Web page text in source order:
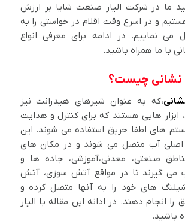
ما در شرکت الیار صنعت شایا بر ارزش
و در اسرع وقت اقلام در خواستی را به
می نماییم. در ادامه برای معرفی انواع
با ما همراه باشید.
نشانی چیست؟
،که به عنوان شیرهای هیدرانت نیز
ابزار هایی هستند که برای کنترل و هدایت
های اطفا حریق استفاده می شوند. این
اصلی آب متصل می شوند و در مکان های
صنعتی، معدنی،آموزشی، جاده ها و
می گیرند تا در مواقع آتش سوزی، آتش
شیلنگ های خود را به آنها متصل کرده و
را انجام دهند. در ادانه این مقاله با الیار
باشید.